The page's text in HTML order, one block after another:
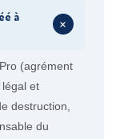
à
+
(agrément
et
destruction,
du